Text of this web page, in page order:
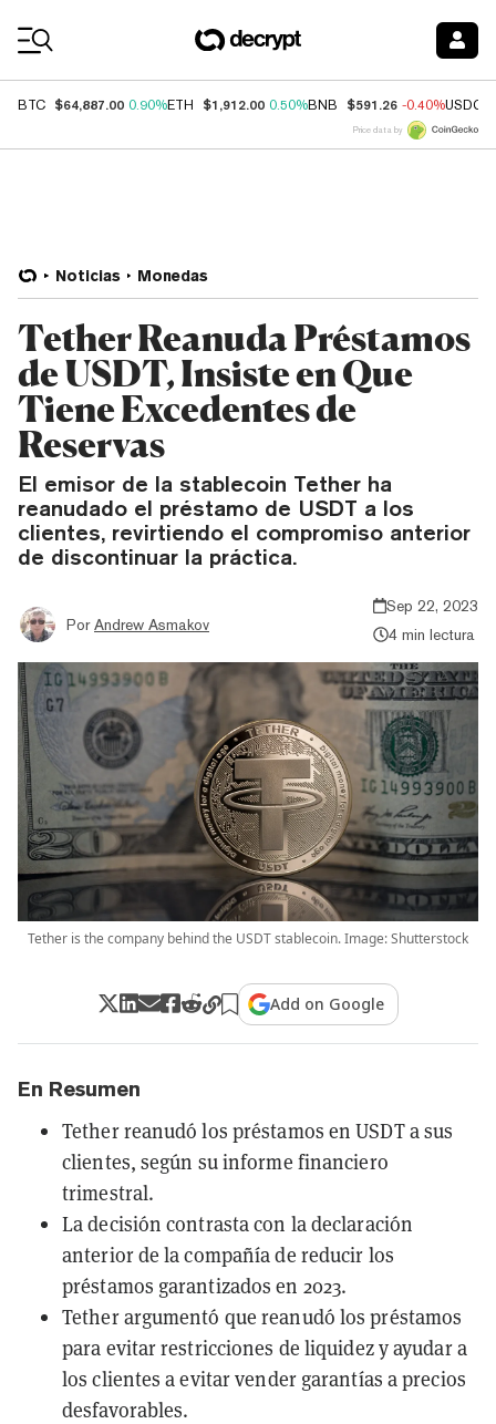
BTC $64,887.00 0.90%ETH $1,912.00 0.50%BNB $591.26 -0.40%USDC
Price data by
Noticias Monedas
Tether Reanuda Préstamos
de USDT, Insiste en Que
Tiene Excedentes de
Reservas
El emisor de la stablecoin Tether ha
reanudado el préstamo de USDT a los
clientes, revirtiendo el compromiso anterior
de discontinuar la práctica.
Por Andrew Asmakov
Sep 22, 2023
4 min lectura
Tether is the company behind the USDT stablecoin. Image: Shutterstock
Add on Google
En Resumen
Tether reanudó los préstamos en USDT a sus
clientes, según su informe financiero
trimestral.
La decisión contrasta con la declaración
anterior de la compañía de reducir los
préstamos garantizados en 2023.
Tether argumentó que reanudó los préstamos
para evitar restricciones de liquidez y ayudar a
los clientes a evitar vender garantías a precios
desfavorables.